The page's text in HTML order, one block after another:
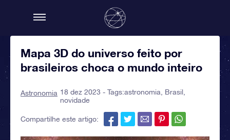
Mapa 3D do universo feito por
brasileiros choca o mundo inteiro
Astronomia 18 dez 2023 - Tags:astronomia Brasil
novidade
Compartilhe este artigo: